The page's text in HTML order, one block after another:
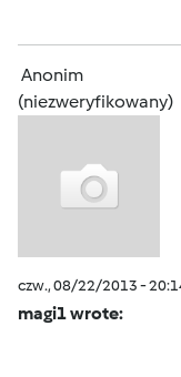
Anonim
(niezweryfikowany)
czw., 08/22/2013 -
magi1 wrote: